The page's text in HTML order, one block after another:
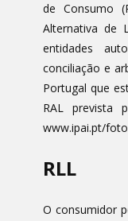
de Consumo
Alternativa de
entidades
conciliação e
Portugal que
RAL prevista
www.ipai.pt/
RLL
O consumidor